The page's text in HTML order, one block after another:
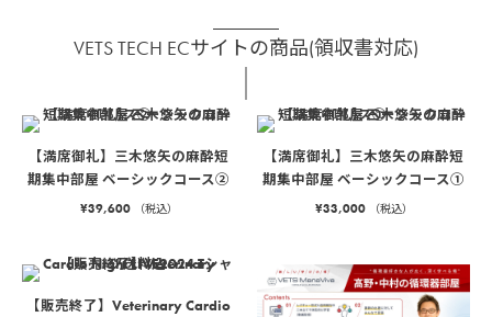
VETS TECH ECサイトの商品(領収書対応)
【満席御礼】三木悠矢の麻酔短
期集中部屋 ベーシックコース②
¥39,600 （税込）
【満席御礼】三木悠矢の麻酔短
期集中部屋 ベーシックコース①
¥33,000 （税込）
【販売終了】Veterinary Cardio